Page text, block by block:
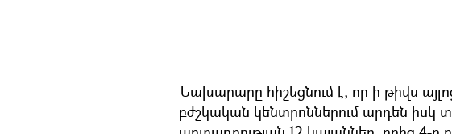
Նախարարը հիշեցնում է, որ ի թիվս
բժշկական կենտրոններում արդեն իսկ